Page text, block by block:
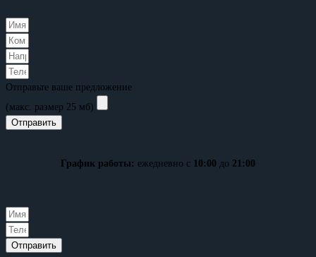
Отправьте ваше предложение
(макс. размер 25 мб)
Отправить
График работы: ежедневно с 10:00 до 21:00
Отправить